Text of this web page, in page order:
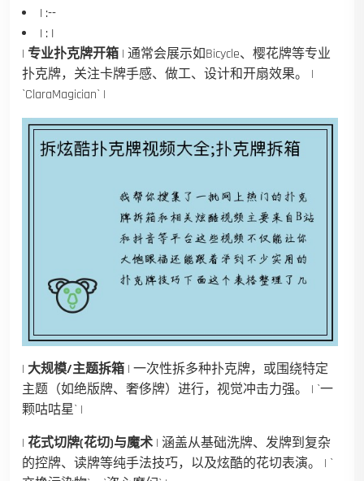
| :--
| : |
| 专业扑克牌开箱 | 通常会展示如Bicycle、樱花牌等专业
扑克牌，关注卡牌手感、做工、设计和开扇效果。 |
`ClaraMagician` |
| 大规模/主题拆箱 | 一次性拆多种扑克牌，或围绕特定
主题（如绝版牌、奢侈牌）进行，视觉冲击力强。 | `一
颗咕咕星` |
| 花式切牌(花切)与魔术 | 涵盖从基础洗牌、发牌到复杂
的控牌、读牌等纯手法技巧，以及炫酷的花切表演。 | `